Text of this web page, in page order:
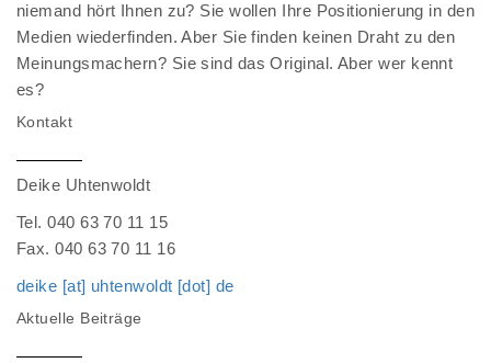
niemand hört Ihnen zu? Sie wollen Ihre Positionierung in den
Medien wiederfinden. Aber Sie finden keinen Draht zu den
Meinungsmachern? Sie sind das Original. Aber wer kennt
es?
Kontakt
Deike Uhtenwoldt
Tel. 040 63 70 11 15
Fax. 040 63 70 11 16
deike [at] uhtenwoldt [dot] de
Aktuelle Beiträge